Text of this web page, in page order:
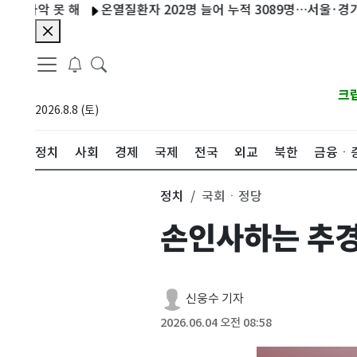
온열질환자 202명 늘어 누적 3089명…서울·경기서 3명
2026.8.8 (토)
크
정치 사회 경제 국제 전국 외교 북한 금융ㆍ
정치 국회ㆍ정당
손인사하는 추
신웅수 기자
2026.06.04 오전 08:58